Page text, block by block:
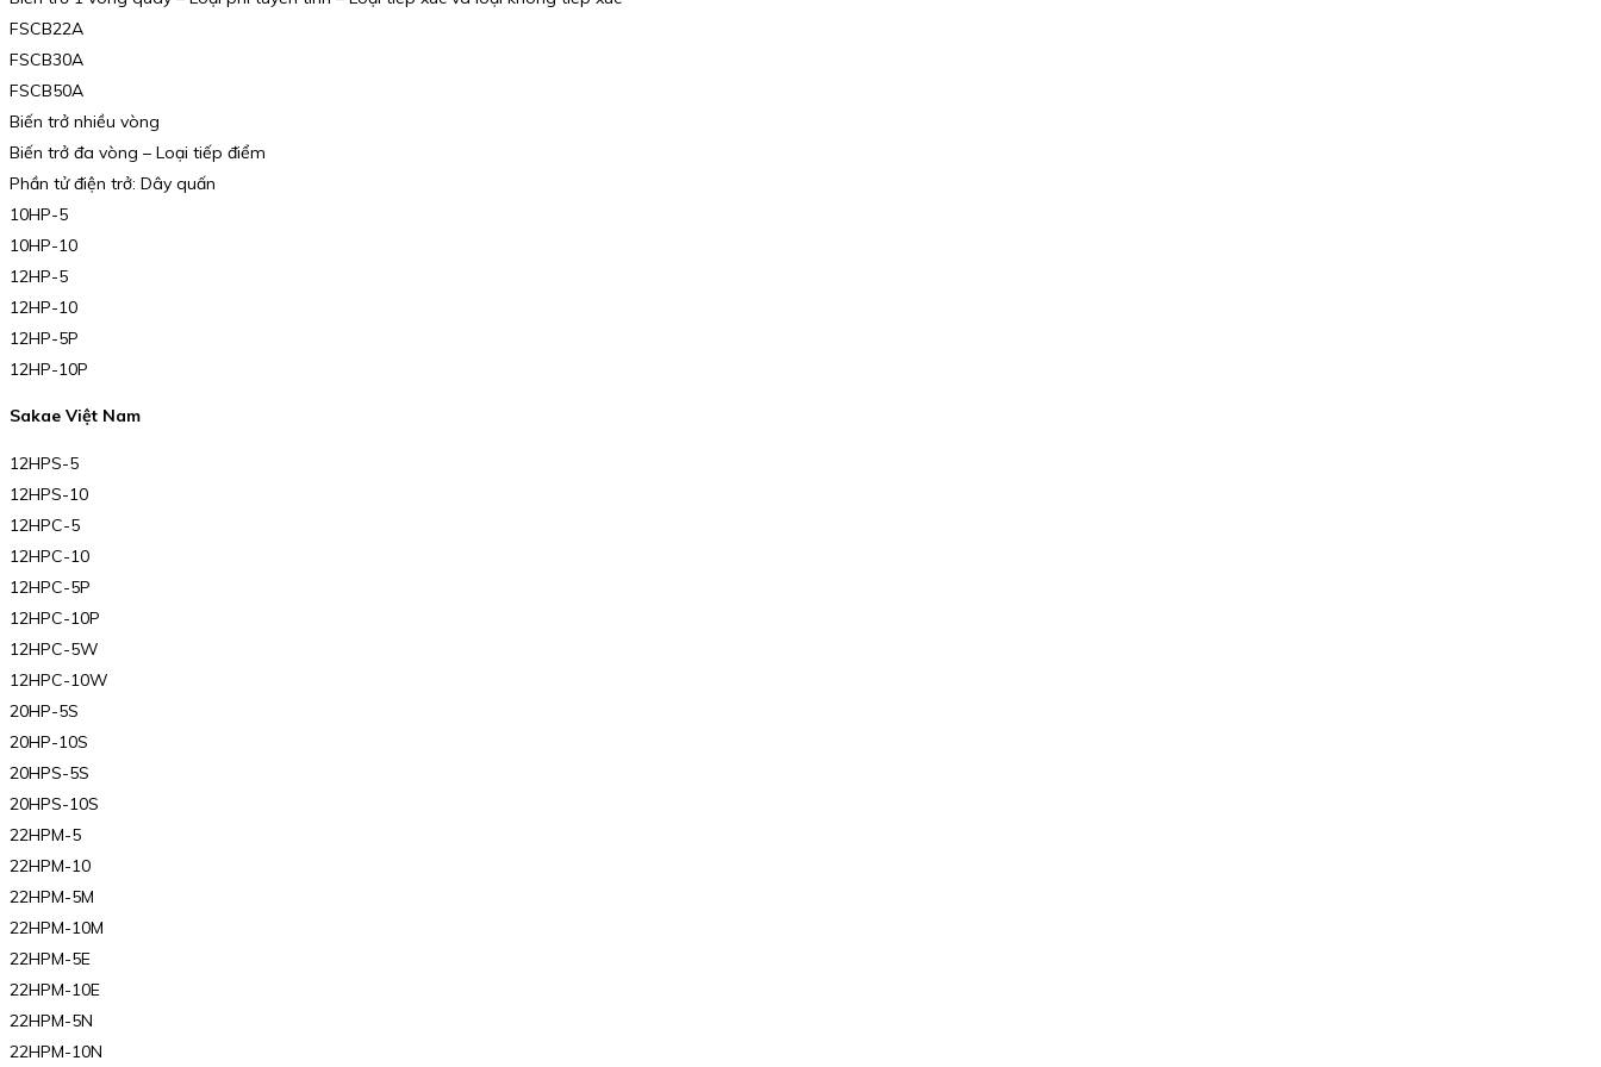
FSCB22A
FSCB30A
FSCB50A
Biến trở nhiều vòng
Biến trở đa vòng – Loại tiếp điểm
Phần tử điện trở: Dây quấn
10HP-5
10HP-10
12HP-5
12HP-10
12HP-5P
12HP-10P
Sakae Việt Nam
12HPS-5
12HPS-10
12HPC-5
12HPC-10
12HPC-5P
12HPC-10P
12HPC-5W
12HPC-10W
20HP-5S
20HP-10S
20HPS-5S
20HPS-10S
22HPM-5
22HPM-10
22HPM-5M
22HPM-10M
22HPM-5E
22HPM-10E
22HPM-5N
22HPM-10N